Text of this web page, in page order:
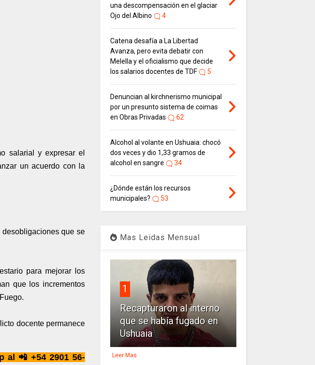
salarial y expresar el
un acuerdo con la
desobligaciones que se
para mejorar los
que los incrementos
docente permanece
al 📲 +54 2901 56-
una descompensación en el glaciar
Ojo del Albino
4
Catena desafía a La Libertad
Avanza, pero evita debatir con
Melella y el oficialismo que decide
los salarios docentes de TDF
5
Denuncian al kirchnerismo municipal
por un presunto sistema de coimas
en Obras Privadas
62
Alcohol al volante en Ushuaia: chocó
dos veces y dio 1,33 gramos de
alcohol en sangre
34
¿Dónde están los recursos
municipales?
53
Mas Leidas Mensual
1
Recapturaron al interno
que se había fugado en
Ushuaia
Leer Mas